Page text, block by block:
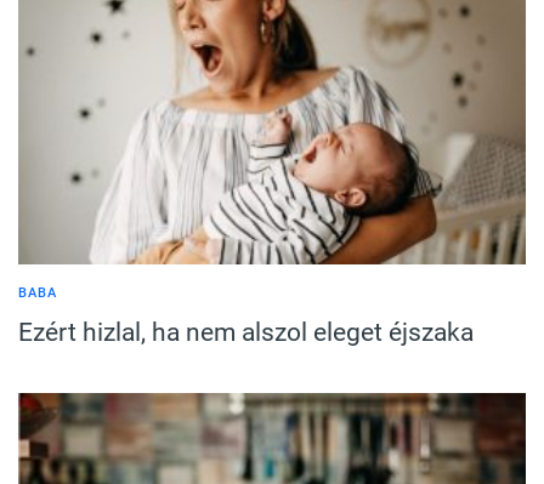
BABA
Ezért hizlal, ha nem alszol eleget éjszaka